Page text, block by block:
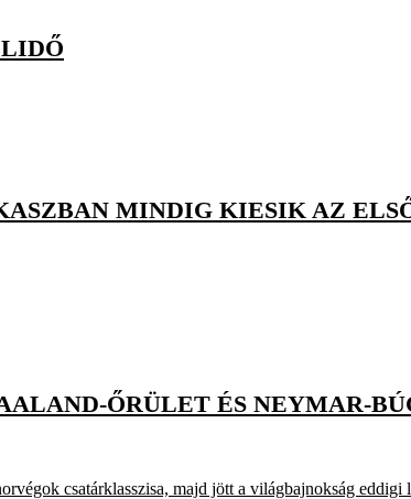
MINDIG KIESIK AZ
ŐRÜLET ÉS NEYMAR-
csatárklasszisa, majd jött a világbajnokság eddigi